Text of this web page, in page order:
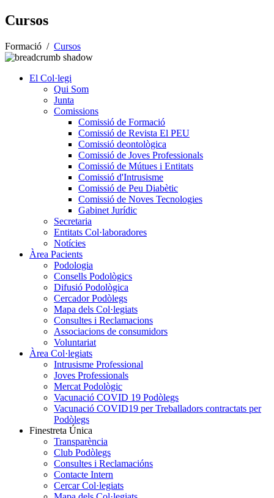
Cursos
Formació / Cursos
El Col·legi
Qui Som
Junta
Comissions
Comissió de Formació
Comissió de Revista El PEU
Comissió deontològica
Comissió de Joves Professionals
Comissió de Mútues i Entitats
Comissió d'Intrusisme
Comissió de Peu Diabètic
Comissió de Noves Tecnologies
Gabinet Jurídic
Secretaria
Entitats Col·laboradores
Notícies
Àrea Pacients
Podologia
Consells Podològics
Difusió Podològica
Cercador Podòlegs
Mapa dels Col·legiats
Consultes i Reclamacions
Associacions de consumidors
Voluntariat
Àrea Col·legiats
Intrusisme Professional
Joves Professionals
Mercat Podològic
Vacunació COVID 19 Podòlegs
Vacunació COVID19 per Treballadors contractats per
Podòlegs
Finestreta Única
Transparència
Club Podòlegs
Consultes i Reclamacións
Contacte Intern
Cercar Col·legiats